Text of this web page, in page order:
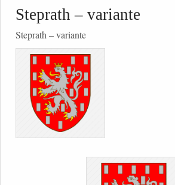
Steprath – variante
Steprath – variante